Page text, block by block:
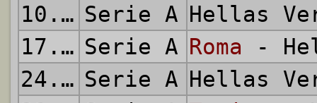
10.01.2016 Serie A Hellas
17.01.2016 Serie A Roma -
24.01.2016 Serie A Hellas